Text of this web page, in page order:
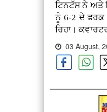
ਟਿਨਟੱਸ ਨੇ ਅਤੇ
ਨੂੰ 6-2 ਦੇ ਫਰਕ
ਰਿਹਾ।
03 August,